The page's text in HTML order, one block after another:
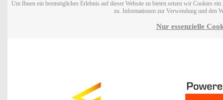
Um Ihnen ein bestmögliches Erlebnis auf dieser Website zu bieten setzen wir Cookies
zu. Informationen zur Verwendung und den
Nur essenzielle